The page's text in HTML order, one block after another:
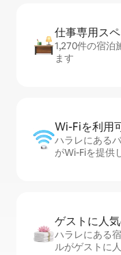
仕事専用ス⁠
1,270件の宿泊
ます
Wi-Fiを利⁠用⁠
ハラレにある
がWi-Fiを提供
ゲストに人⁠
ハラレにある
ルがゲストに